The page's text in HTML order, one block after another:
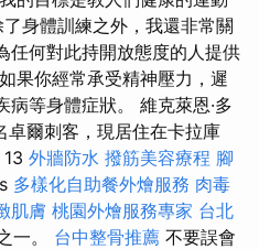
了身體訓練之外，我還非常關
任何對此持開放態度的人提供
果你經常承受精神壓力，遲
等身體症狀。 維克萊恩·多
爾刺客，現居住在卡拉庫
外牆防水 撥筋美容療程 腳
多樣化自助餐外燴服務 肉毒
肌膚 桃園外燴服務專家 台北
一。 台中整骨推薦 不要誤會